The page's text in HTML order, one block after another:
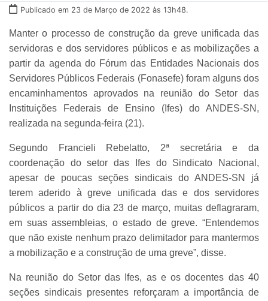
Publicado em 23 de Março de 2022 às 13h48.
Manter o processo de construção da greve unificada das
servidoras e dos servidores públicos e as mobilizações a
partir da agenda do Fórum das Entidades Nacionais dos
Servidores Públicos Federais (Fonasefe) foram alguns dos
encaminhamentos aprovados na reunião do Setor das
Instituições Federais de Ensino (Ifes) do ANDES-SN,
realizada na segunda-feira (21).
Segundo Francieli Rebelatto, 2ª secretária e da
coordenação do setor das Ifes do Sindicato Nacional,
apesar de poucas seções sindicais do ANDES-SN já
terem aderido à greve unificada das e dos servidores
públicos a partir do dia 23 de março, muitas deflagraram,
em suas assembleias, o estado de greve. “Entendemos
que não existe nenhum prazo delimitador para mantermos
a mobilização e a construção de uma greve”, disse.
Na reunião do Setor das Ifes, as e os docentes das 40
seções sindicais presentes reforçaram a importância de